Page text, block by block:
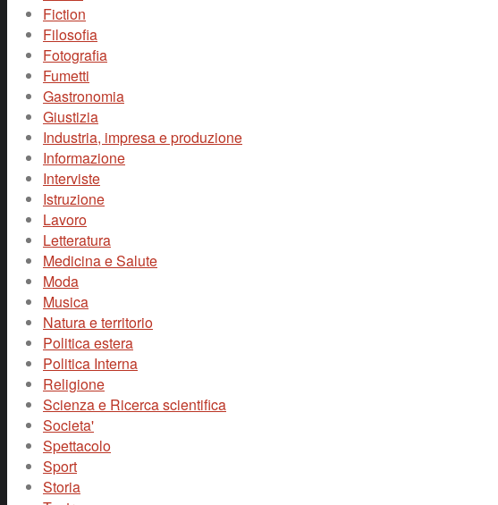
Fiction
Filosofia
Fotografia
Fumetti
Gastronomia
Giustizia
Industria, impresa e produzione
Informazione
Interviste
Istruzione
Lavoro
Letteratura
Medicina e Salute
Moda
Musica
Natura e territorio
Politica estera
Politica Interna
Religione
Scienza e Ricerca scientifica
Societa'
Spettacolo
Sport
Storia